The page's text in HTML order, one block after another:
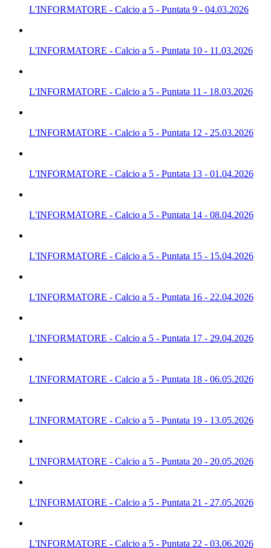
L'INFORMATORE - Calcio a 5 - Puntata 9 - 04.03.2026
L'INFORMATORE - Calcio a 5 - Puntata 10 - 11.03.2026
L'INFORMATORE - Calcio a 5 - Puntata 11 - 18.03.2026
L'INFORMATORE - Calcio a 5 - Puntata 12 - 25.03.2026
L'INFORMATORE - Calcio a 5 - Puntata 13 - 01.04.2026
L'INFORMATORE - Calcio a 5 - Puntata 14 - 08.04.2026
L'INFORMATORE - Calcio a 5 - Puntata 15 - 15.04.2026
L'INFORMATORE - Calcio a 5 - Puntata 16 - 22.04.2026
L'INFORMATORE - Calcio a 5 - Puntata 17 - 29.04.2026
L'INFORMATORE - Calcio a 5 - Puntata 18 - 06.05.2026
L'INFORMATORE - Calcio a 5 - Puntata 19 - 13.05.2026
L'INFORMATORE - Calcio a 5 - Puntata 20 - 20.05.2026
L'INFORMATORE - Calcio a 5 - Puntata 21 - 27.05.2026
L'INFORMATORE - Calcio a 5 - Puntata 22 - 03.06.2026